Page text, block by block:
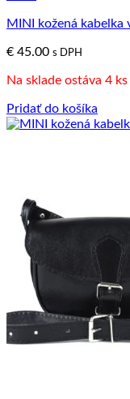
MINI kožená kabelka
€ 45.00 s DPH
Na sklade ostáva 4 ks
Pridať do košíka